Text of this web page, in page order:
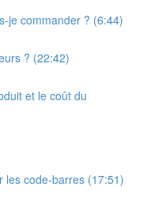
je commander ? (6:44)
? (22:42)
et le coût du
les code-barres (17:51)